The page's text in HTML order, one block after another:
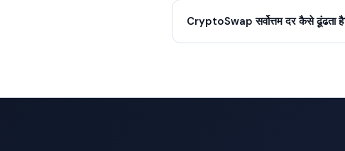
CryptoSwap सर्वोत्तम दर कैसे ढूंढता